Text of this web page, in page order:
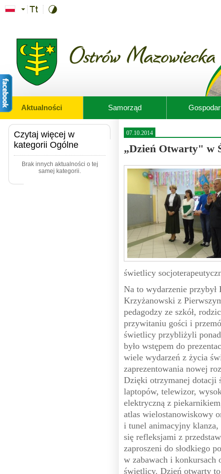
Przejdź do treści
Aktualności Samorząd
Czytaj więcej w
kategorii Ogólne
Brak innych aktualności o tej
samej kategorii.
07.10.2014
„Dzień Otwarty" w
świetlicy
Na to wydarzenie przybył
Krzyżanowski z
pedagodzy ze szkół,
przywitaniu gości i
świetlicy przybliżyli
było wstępem do
wiele wydarzeń z życia
zaprezentowania nowej
Dzięki otrzymanej dotacji
laptopów, telewizor,
elektryczną z
atlas wielostanowiskowy
i tunel animacyjny klanza,
się refleksjami z
zaproszeni do słodkiego
w zabawach i konkursach
świetlicy. Dzień otwarty to